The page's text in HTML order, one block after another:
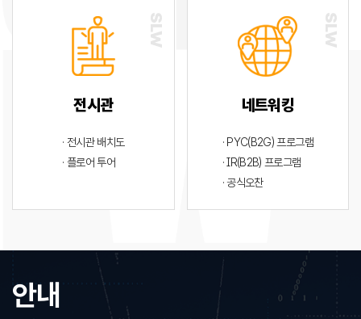
전시관
· 전시관 배치도
· 플로어 투어
네트워킹
· PYC(B2G) 프로그램
· IR(B2B) 프로그램
· 공식오찬
안내